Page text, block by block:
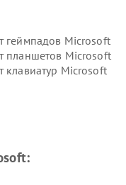
геймпадов Microsoft
планшетов Microsoft
клавиатур Microsoft